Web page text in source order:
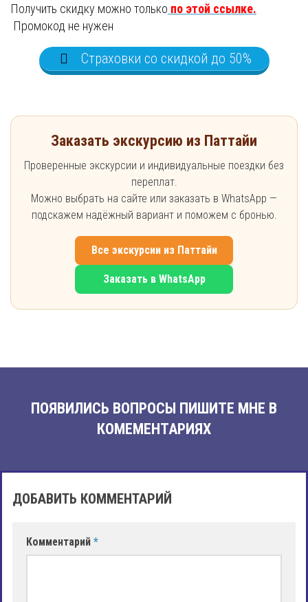
Получить скидку можно только по этой ссылке.
Промокод не нужен
Страховки со скидкой до 50%
Заказать экскурсию из Паттайи
Проверенные экскурсии и индивидуальные поездки без
переплат.
Можно выбрать на сайте или заказать в WhatsApp —
подскажем надёжный вариант и поможем с бронью.
Все экскурсии из Паттайи
Заказать в WhatsApp
ПОЯВИЛИСЬ ВОПРОСЫ ПИШИТЕ МНЕ В
КОМЕМЕНТАРИЯХ
ДОБАВИТЬ КОММЕНТАРИЙ
Комментарий *